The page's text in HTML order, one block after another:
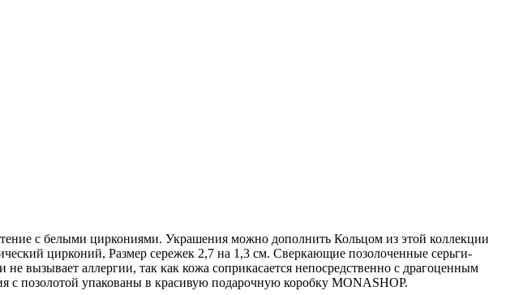
с белыми циркониями. Украшения можно дополнить Кольцом из этой коллекции
цирконий, Размер сережек 2,7 на 1,3 см. Сверкающие позолоченные серьги-
вызывает аллергии, так как кожа соприкасается непосредственно с драгоценным
с позолотой упакованы в красивую подарочную коробку MONASHOP.